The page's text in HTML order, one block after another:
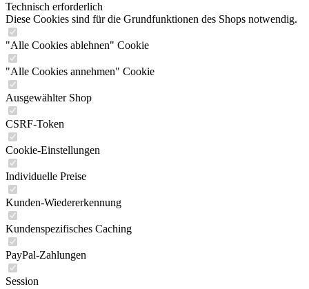
Technisch erforderlich
Diese Cookies sind für die Grundfunktionen des Shops notwendig.
"Alle Cookies ablehnen" Cookie
"Alle Cookies annehmen" Cookie
Ausgewählter Shop
CSRF-Token
Cookie-Einstellungen
Individuelle Preise
Kunden-Wiedererkennung
Kundenspezifisches Caching
PayPal-Zahlungen
Session